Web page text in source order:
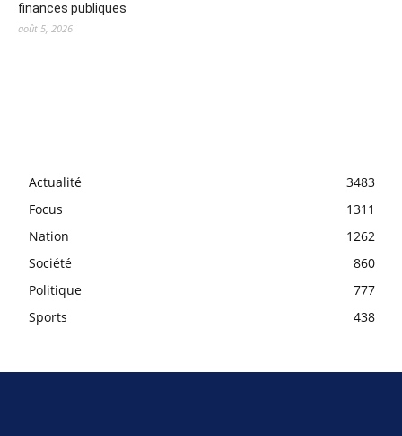
finances publiques
août 5, 2026
Actualité
3483
Focus
1311
Nation
1262
Société
860
Politique
777
Sports
438